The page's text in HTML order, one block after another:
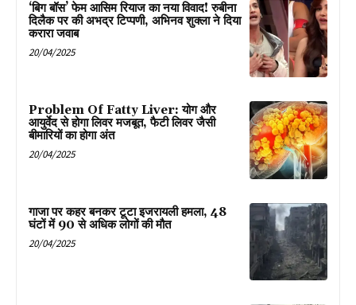
‘बिग बॉस’ फेम आसिम रियाज का नया विवाद! रुबीना
दिलैक पर की अभद्र टिप्पणी, अभिनव शुक्ला ने दिया
करारा जवाब
20/04/2025
Problem Of Fatty Liver: योग और
आयुर्वेद से होगा लिवर मजबूत, फैटी लिवर जैसी
बीमारियों का होगा अंत
20/04/2025
गाजा पर कहर बनकर टूटा इजरायली हमला, 48
घंटों में 90 से अधिक लोगों की मौत
20/04/2025